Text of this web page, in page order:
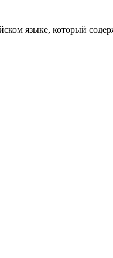
языке, который